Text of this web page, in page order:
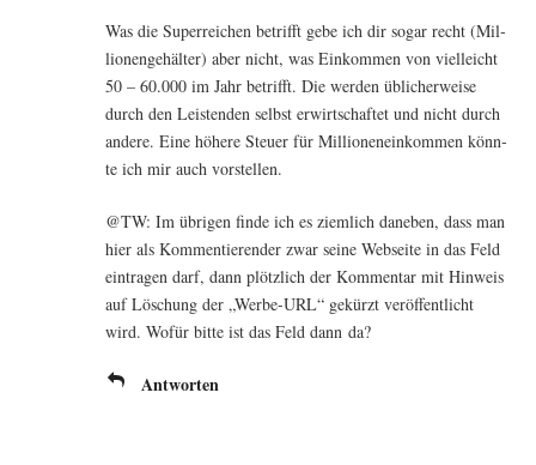
Was die Super­rei­chen betrifft gebe ich dir sogar recht (Mil­
lio­nen­ge­häl­ter) aber nicht, was Ein­kom­men von viel­leicht
50 – 60.000 im Jahr betrifft. Die wer­den übli­cher­wei­se
durch den Leis­ten­den selbst erwirt­schaf­tet und nicht durch
ande­re. Eine höhe­re Steu­er für Mil­lio­nen­ein­kom­men könn­
te ich mir auch vorstellen.
@TW: Im übri­gen fin­de ich es ziem­lich dane­ben, dass man
hier als Kom­men­tie­ren­der zwar sei­ne Web­sei­te in das Feld
ein­tra­gen darf, dann plötz­lich der Kom­men­tar mit Hin­weis
auf Löschung der „Wer­be-URL“ gekürzt ver­öf­fent­licht
wird. Wofür bit­te ist das Feld dann da?
Antworten